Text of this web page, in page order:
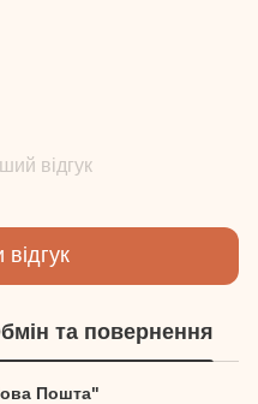
відгук
та повернення
Пошта"